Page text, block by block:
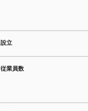
設立
従業員数